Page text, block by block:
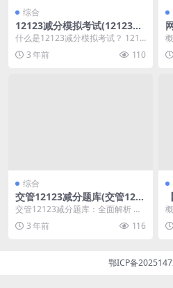
综合
12123减分模拟考试(12123学
法减分模拟考试APP)
什么是12123减分模拟考试？ 1212
3减分模拟考试是一种在线考试，它
的名称来...
3 年前 110
综合
交管12123减分题库(交管121
23减分题库app)
交管12123减分题库：全面解析 学
法减分20题库及答案 交管12123减
分题库...
3 年前 116
鄂ICP备